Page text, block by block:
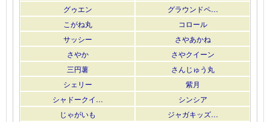
グゥエン
グラウンドペ…
こがね丸
コロール
サッシー
さやあかね
さやか
さやクイーン
三円薯
さんじゅう丸
シェリー
紫月
シャドークイ…
シンシア
じゃがいも
ジャガキッズ…